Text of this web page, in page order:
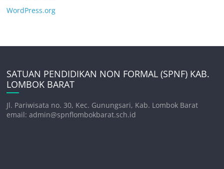
WordPress.org
SATUAN PENDIDIKAN NON FORMAL (SPNF) KAB.
LOMBOK BARAT
Jl. Pariwisata no. 30, Kec. Gunungsari, Kab. Lombok Barat
email: admin@spnflombokbarat.sch.id